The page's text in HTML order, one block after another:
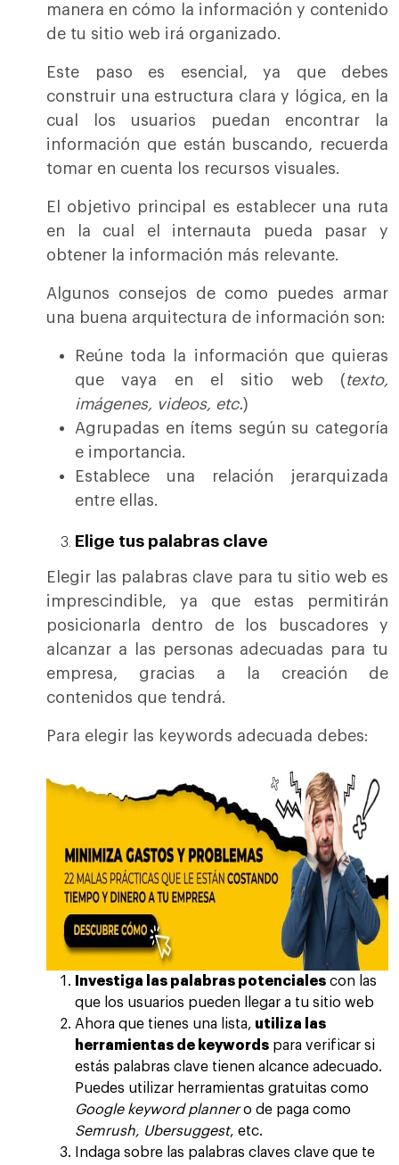
manera en cómo la información y contenido
de tu sitio web irá organizado.
Este paso es esencial, ya que debes
construir una estructura clara y lógica, en la
cual los usuarios puedan encontrar la
información que están buscando, recuerda
tomar en cuenta los recursos visuales.
El objetivo principal es establecer una ruta
en la cual el internauta pueda pasar y
obtener la información más relevante.
Algunos consejos de como puedes armar
una buena arquitectura de información son:
Reúne toda la información que quieras
que vaya en el sitio web (texto,
imágenes, videos, etc.)
Agrupadas en ítems según su categoría
e importancia.
Establece una relación jerarquizada
entre ellas.
Elige tus palabras clave
Elegir las palabras clave para tu sitio web es
imprescindible, ya que estas permitirán
posicionarla dentro de los buscadores y
alcanzar a las personas adecuadas para tu
empresa, gracias a la creación de
contenidos que tendrá.
Para elegir las keywords adecuada debes:
Investiga las palabras potenciales con las
que los usuarios pueden llegar a tu sitio web
Ahora que tienes una lista, utiliza las
herramientas de keywords para verificar si
estás palabras clave tienen alcance adecuado.
Puedes utilizar herramientas gratuitas como
Google keyword plannero de paga como
Semrush, Ubersuggest, etc.
Indaga sobre las palabras claves clave que te